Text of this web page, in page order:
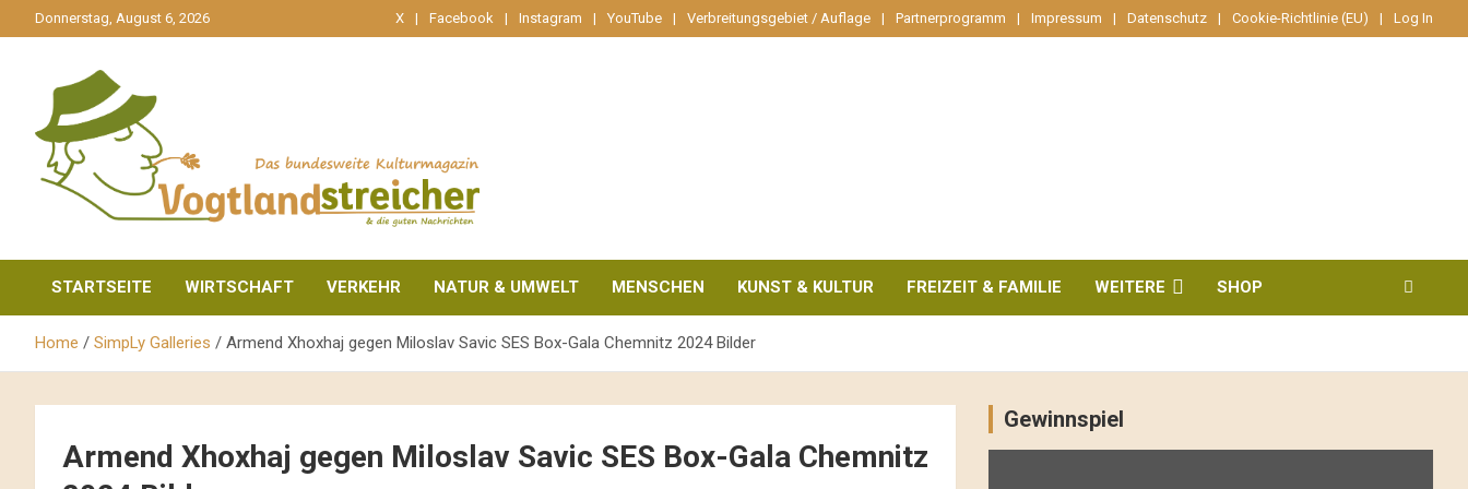
zum
Donnerstag, August 6, 2026 X Facebook Instagram YouTube Verbreitungsgebiet / Auflage Partnerprogramm Impressum Datenschutz Cookie-Richtlinie (EU) Log In
Vogtlandstreicher
STARTSEITE WIRTSCHAFT VERKEHR NATUR & UMWELT MENSCHEN KUNST & KULTUR FREIZEIT & FAMILIE WEITERE SHOP
Home SimpLy Galleries Armend Xhoxhaj gegen Miloslav Savic SES Box-Gala Chemnitz 2024 Bilder
Armend Xhoxhaj gegen Miloslav Savic SES Box-Gala Chemnitz
Gewinnspiel